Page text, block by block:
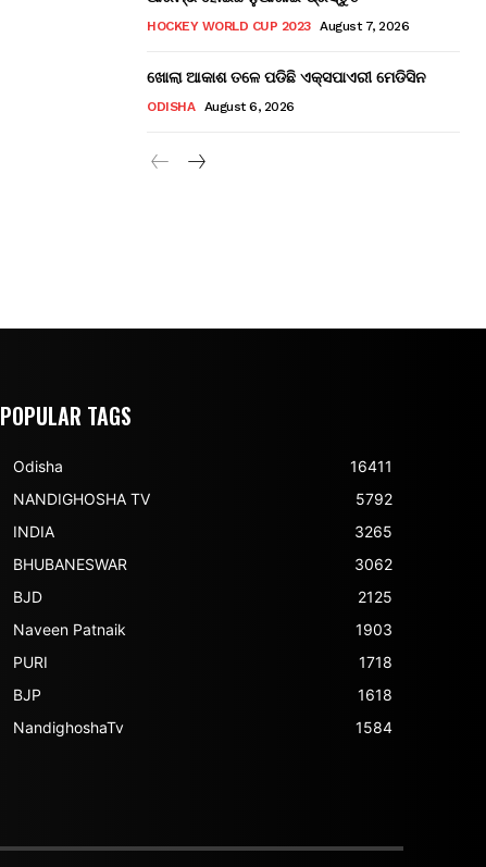
HOCKEY WORLD CUP 2023 August 7, 2026
ଖୋଲା ଆକାଶ ତଳେ ପଡିଛି ଏକ୍ସପାଏରୀ ମେଡିସିନ
ODISHA August 6, 2026
POPULAR TAGS
Odisha
16411
NANDIGHOSHA TV
5792
INDIA
3265
BHUBANESWAR
3062
BJD
2125
Naveen Patnaik
1903
PURI
1718
BJP
1618
NandighoshaTv
1584